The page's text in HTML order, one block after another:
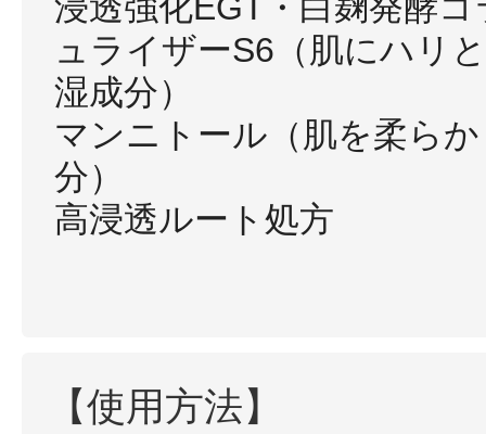
ュライザーS6（肌にハリ
湿成分）
マンニトール（肌を柔ら
分）
高浸透ルート処方
【使用方法】